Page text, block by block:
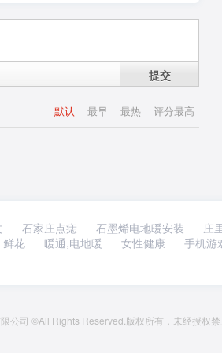
提交
默认 最早 最热 评分最高
石家庄点痣 石墨烯电地暖安装 庄
鲜花 暖通,电地暖 女性健康 手机游
公司 ©All Rights Reserved.版权所有，未经授权禁